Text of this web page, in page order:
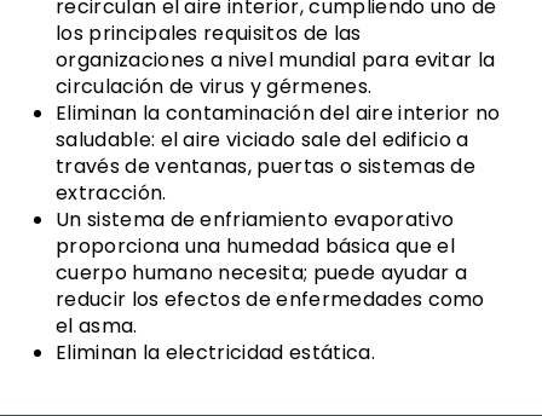
recirculan el aire interior, cumpliendo uno de
los principales requisitos de las
organizaciones a nivel mundial para evitar la
circulación de virus y gérmenes.
Eliminan la contaminación del aire interior no
saludable: el aire viciado sale del edificio a
través de ventanas, puertas o sistemas de
extracción.
Un sistema de enfriamiento evaporativo
proporciona una humedad básica que el
cuerpo humano necesita; puede ayudar a
reducir los efectos de enfermedades como
el asma.
Eliminan la electricidad estática.